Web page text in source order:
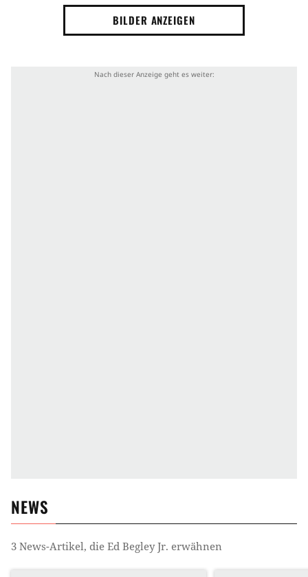
BILDER ANZEIGEN
NEWS
3 News-Artikel, die Ed Begley Jr. erwähnen